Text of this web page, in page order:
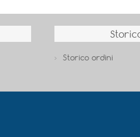
Storico ordini